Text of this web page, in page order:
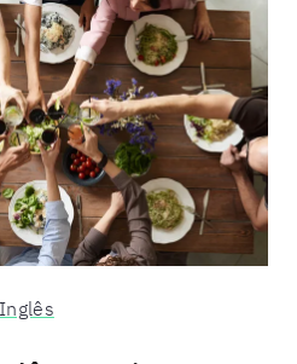
Inglês